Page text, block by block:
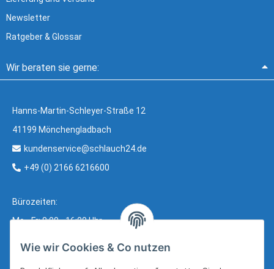
Newsletter
Ratgeber & Glossar
Wir beraten sie gerne:
Hanns-Martin-Schleyer-Straße 12
41199 Mönchengladbach
kundenservice@schlauch24.de
+49 (0) 2166 6216600
Bürozeiten:
Mo - Fr: 8:00 - 16:00 Uhr
Wie wir Cookies & Co nutzen